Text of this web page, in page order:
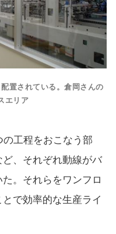
置されている。倉岡さんの
エリア
の工程をおこなう部
、それぞれ動線がバ
。それらをワンフロ
で効率的な生産ライ